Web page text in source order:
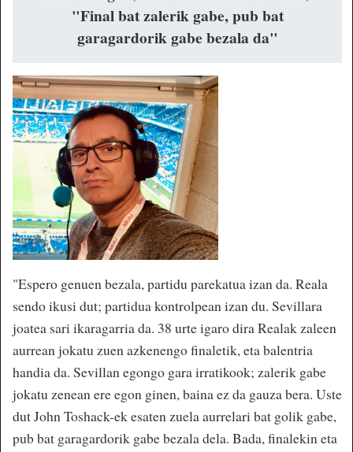
"Final bat zalerik gabe, pub bat
garagardorik gabe bezala da"
"Espero genuen bezala, partidu parekatua izan da. Reala
sendo ikusi dut; partidua kontrolpean izan du. Sevillara
joatea sari ikaragarria da. 38 urte igaro dira Realak zaleen
aurrean jokatu zuen azkenengo finaletik, eta balentria
handia da. Sevillan egongo gara irratikook; zalerik gabe
jokatu zenean ere egon ginen, baina ez da gauza bera. Uste
dut John Toshack-ek esaten zuela aurrelari bat golik gabe,
pub bat garagardorik gabe bezala dela. Bada, finalekin eta